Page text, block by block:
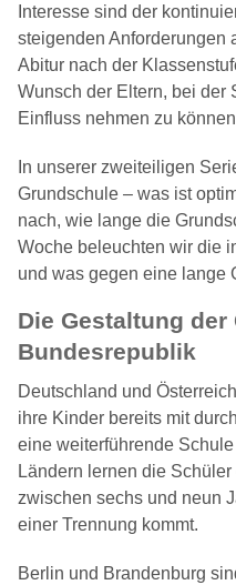
Interesse sind der
steigenden Anforderungen
Abitur nach der
Wunsch der Eltern, bei der
Einfluss nehmen zu
In unserer zweiteiligen
Grundschule – was ist
nach, wie lange die
Woche beleuchten wir die
und was gegen eine lange
Die Gestaltung
Bundesrepublik
Deutschland und
ihre Kinder bereits mit
eine weiterführende
Ländern lernen die
zwischen sechs und neun
einer Trennung kommt.
Berlin und Brandenburg